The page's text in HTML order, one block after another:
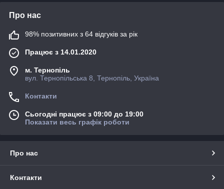
Про нас
98% позитивних з 64 відгуків за рік
Працює з 14.01.2020
м. Тернопіль
вул. Тернопільська 8, Тернопіль, Україна
Контакти
Сьогодні працює з 09:00 до 19:00
Показати весь графік роботи
Про нас
Контакти